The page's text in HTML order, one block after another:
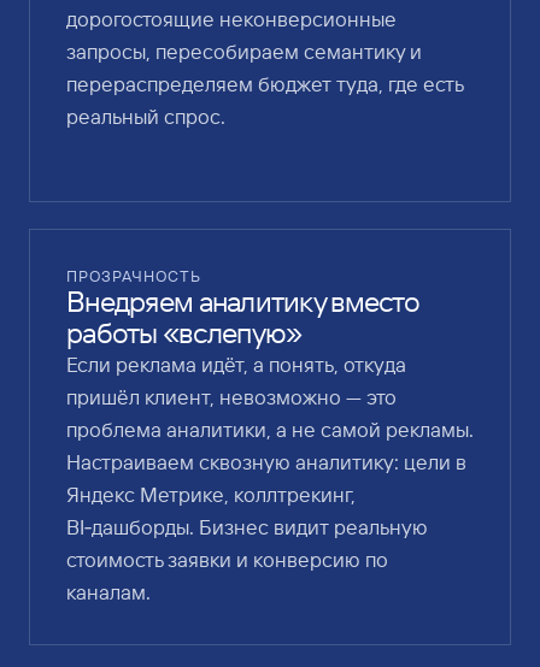
дорогостоящие неконверсионные
запросы, пересобираем семантику и
перераспределяем бюджет туда, где есть
реальный спрос.
ПРОЗРАЧНОСТЬ
Внедряем аналитику вместо
работы «вслепую»
Если реклама идёт, а понять, откуда
пришёл клиент, невозможно — это
проблема аналитики, а не самой рекламы.
Настраиваем сквозную аналитику: цели в
Яндекс Метрике, коллтрекинг,
BI‑дашборды. Бизнес видит реальную
стоимость заявки и конверсию по
каналам.